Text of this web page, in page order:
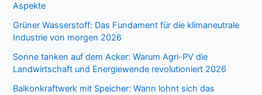
Aspekte
Grüner Wasserstoff: Das Fundament für die klimaneutrale
Industrie von morgen 2026
Sonne tanken auf dem Acker: Warum Agri-PV die
Landwirtschaft und Energiewende revolutioniert 2026
Balkonkraftwerk mit Speicher: Wann lohnt sich das